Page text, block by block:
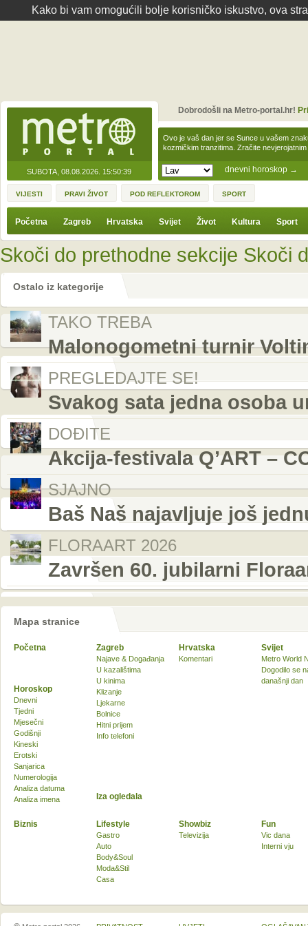
Kako bi vam omogućili bolje korisničko iskustvo, ova
SUBOTA, 08.08.2026. 15:50:39 dnevni horoskop →
Ovo je vaš dan jer se Sunce u vašem
kozmičkim tranzitima. Zračite
Dobrodošli na Metro-portal.hr!
VIJESTI PRAVI ŽIVOT POD REFLEKTOROM SPORT
Početna Zagreb Hrvatska Svijet Život Kultura Sport
Skoči do prethodne sekcije Skoči
Ostalo iz kategorije
TAKO TREBA
Malonogometni turnir
PREGLEDAJTE SE!
Svakog sata jedna osoba
DOĐITE
Akcija-festivala Q’ART –
SJAJNO
Baš Naš najavljuje još
FLORAART 2026
Završen 60. jubilarni
Mapa stranice
Početna Zagreb
Najave & Događanja
U kazalištima
U kinima
Klizanje
Ljekarne
Bolnice
Hitni prijem
Info telefoni
Hrvatska
Komentari
Svijet
Metro World
Dogodilo se
današnji dan
Biznis Lifestyle
Gastro
Auto
Body&Soul
Moda&Stil
Casa
Showbiz
Televizija
Fun
Vic dana
Interni vju
Horoskop
Dnevni
Tjedni
Mjesečni
Godišnji
Kineski
Erotski
Sanjarica
Numerologija
Analiza datuma
Analiza imena
Iza ogledala